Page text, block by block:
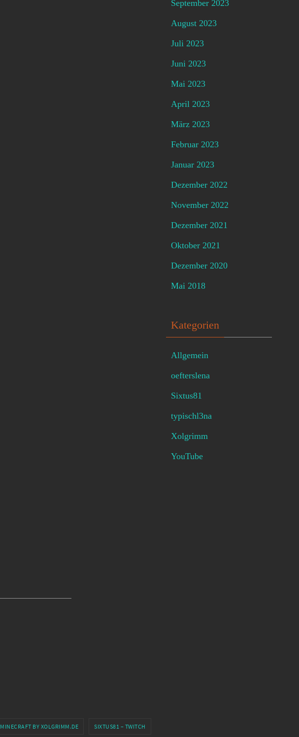
September 2023
August 2023
Juli 2023
Juni 2023
Mai 2023
April 2023
März 2023
Februar 2023
Januar 2023
Dezember 2022
November 2022
Dezember 2021
Oktober 2021
Dezember 2020
Mai 2018
Kategorien
Allgemein
oefterslena
Sixtus81
typischl3na
Xolgrimm
YouTube
MINECRAFT BY XOLGRIMM.DE SIXTUS81 – TWITCH